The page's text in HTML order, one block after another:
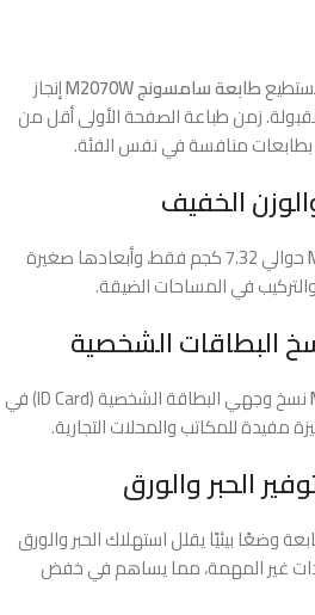
طابعة سامسونج M2070W
إنجاز
زمن طباعة الصفحة الأولى أقل من
حوالي 7.32 كجم فقط، وأبعادها صغيرة
في المساحات الضيقة.
نسخ وجهي البطاقة الشخصية (ID Card) في
للمكاتب والمحلات التجارية.
وضعًا بيئيًا يقلل استهلاك الحبر والورق
غير المهمة، مما يساهم في خفض